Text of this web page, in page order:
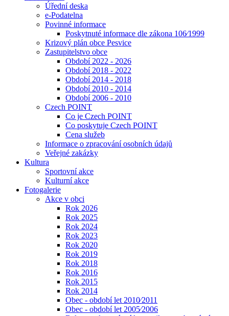
Úřední deska
e-Podatelna
Povinné informace
Poskytnuté informace dle zákona 106⁄1999
Krizový plán obce Pesvice
Zastupitelstvo obce
Období 2022 - 2026
Období 2018 - 2022
Období 2014 - 2018
Období 2010 - 2014
Období 2006 - 2010
Czech POINT
Co je Czech POINT
Co poskytuje Czech POINT
Cena služeb
Informace o zpracování osobních údajů
Veřejné zakázky
Kultura
Sportovní akce
Kulturní akce
Fotogalerie
Akce v obci
Rok 2026
Rok 2025
Rok 2024
Rok 2023
Rok 2020
Rok 2019
Rok 2018
Rok 2016
Rok 2015
Rok 2014
Obec - období let 2010⁄2011
Obec - období let 2005⁄2006